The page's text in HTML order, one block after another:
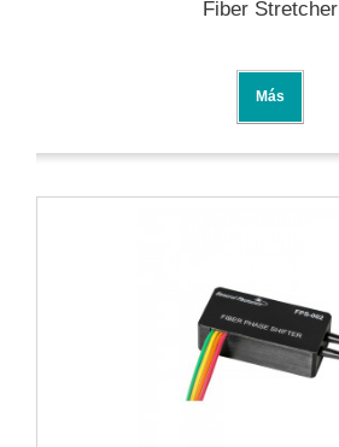
Fiber Stretcher
Más